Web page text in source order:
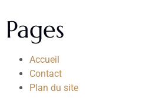
Pages
Accueil
Contact
Plan du site